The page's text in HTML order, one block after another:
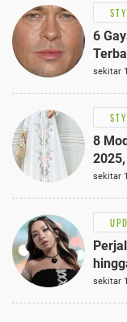
6
sekitar
8
sekitar
sekitar